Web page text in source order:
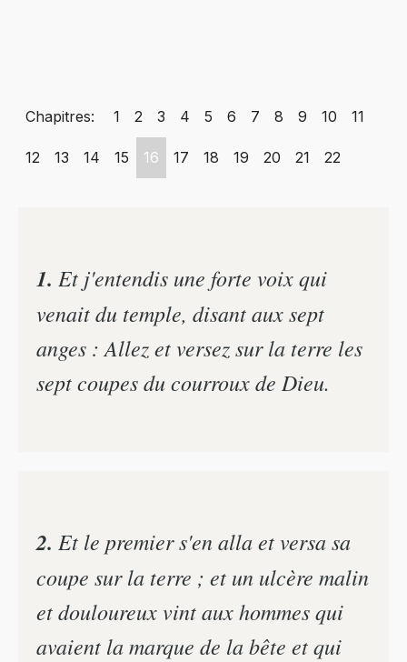
Chapitres: 1 2 3 4 5 6 7 8 9 10 11
12 13 14 15 16 17 18 19 20 21 22
1. Et j'entendis une forte voix qui
venait du temple, disant aux sept
anges : Allez et versez sur la terre les
sept coupes du courroux de Dieu.
2. Et le premier s'en alla et versa sa
coupe sur la terre ; et un ulcère malin
et douloureux vint aux hommes qui
avaient la marque de la bête et qui